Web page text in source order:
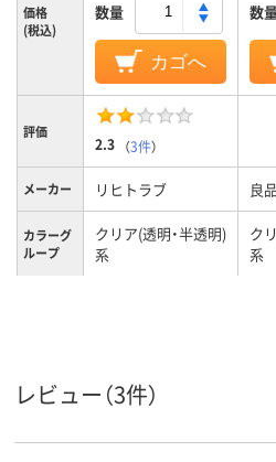
価格
(税込)
数量
カゴへ
数
評価
2.3 （3件）
メーカー リヒトラブ 良
カラーグ
ループ
クリア(透明・半透明)
系
ク
系
レビュー（3件）